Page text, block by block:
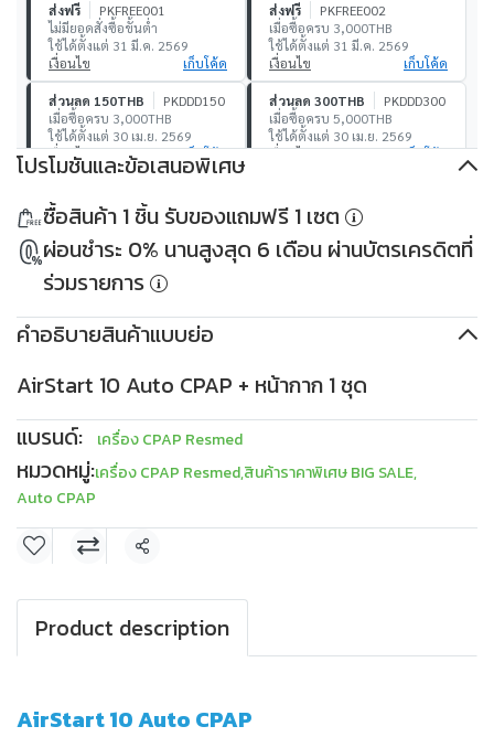
ส่งฟรี
PKFREE001
ไม่มียอดสั่งซื้อขั้นต่ำ
ใช้ได้ตั้งแต่ 31 มี.ค. 2569
เงื่อนไข
เก็บโค้ด
ส่งฟรี
PKFREE002
เมื่อซื้อครบ 3,000THB
ใช้ได้ตั้งแต่ 31 มี.ค. 2569
เงื่อนไข
เก็บโค้ด
ส่วนลด 150THB
PKDDD150
เมื่อซื้อครบ 3,000THB
ใช้ได้ตั้งแต่ 30 เม.ย. 2569
เงื่อนไข
เก็บโค้ด
ส่วนลด 300THB
PKDDD300
เมื่อซื้อครบ 5,000THB
ใช้ได้ตั้งแต่ 30 เม.ย. 2569
เงื่อนไข
เก็บโค้ด
เมื่อซื้อครบ 10,000THB
ใช้ได้ตั้งแต่ 30 เม.ย. 2569
เงื่อนไข
เก็บโค้ด
PKDDD1000
เมื่อซื้อครบ 30,000THB
ใช้ได้ตั้งแต่ 30 เม.ย. 2569
เงื่อนไข
เก็บโค้ด
โปรโมชันและข้อเสนอพิเศษ
ซื้อสินค้า 1 ชิ้น รับของแถมฟรี 1 เซต
ผ่อนชำระ 0% นานสูงสุด 6 เดือน ผ่านบัตรเครดิตที่
ร่วมรายการ
คำอธิบายสินค้าแบบย่อ
AirStart 10 Auto CPAP + หน้ากาก 1 ชุด
แบรนด์:
เครื่อง CPAP Resmed
หมวดหมู่:เครื่อง CPAP Resmed,สินค้าราคาพิเศษ BIG SALE,
Auto CPAP
แชร์
Product description
AirStart 10 Auto CPAP